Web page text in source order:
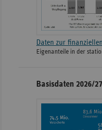
Daten zur
Eigenanteile in der
Basisdaten 2026/